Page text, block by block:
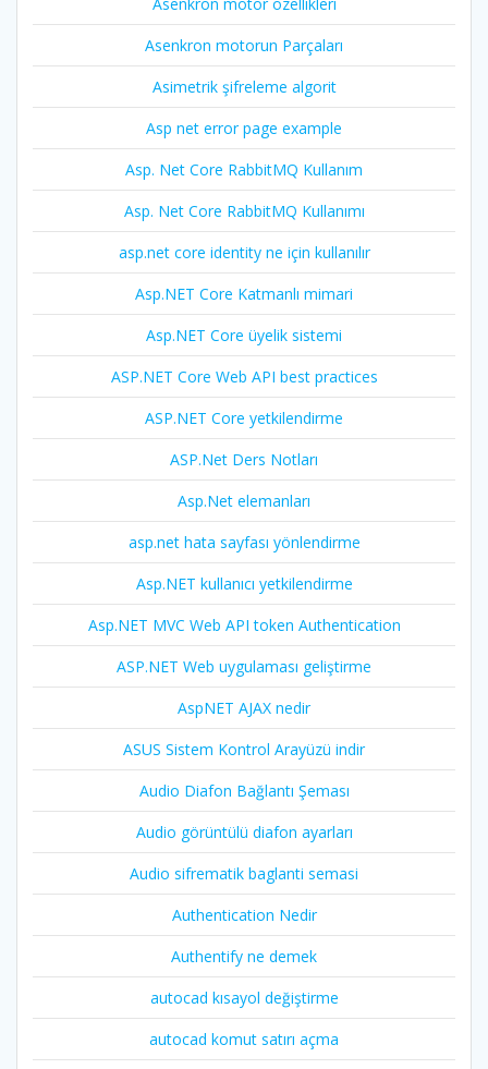
Asenkron motorun Parçaları
Asimetrik şifreleme algorit
Asp net error page example
Asp. Net Core RabbitMQ Kullanım
Asp. Net Core RabbitMQ Kullanımı
asp.net core identity ne için kullanılır
Asp.NET Core Katmanlı mimari
Asp.NET Core üyelik sistemi
ASP.NET Core Web API best practices
ASP.NET Core yetkilendirme
ASP.Net Ders Notları
Asp.Net elemanları
asp.net hata sayfası yönlendirme
Asp.NET kullanıcı yetkilendirme
Asp.NET MVC Web API token Authentication
ASP.NET Web uygulaması geliştirme
AspNET AJAX nedir
ASUS Sistem Kontrol Arayüzü indir
Audio Diafon Bağlantı Şeması
Audio görüntülü diafon ayarları
Audio sifrematik baglanti semasi
Authentication Nedir
Authentify ne demek
autocad kısayol değiştirme
autocad komut satırı açma